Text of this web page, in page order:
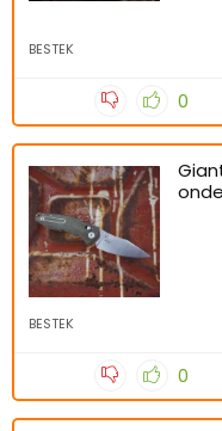
BESTEK
0
BESTEK
0